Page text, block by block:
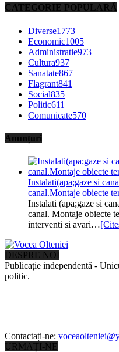
CATEGORIE POPULARĂ
Diverse1773
Economic1005
Administratie973
Cultura937
Sanatate867
Flagrant841
Social835
Politic611
Comunicate570
Anunțuri
Instalati(apa;gaze si
canal.Montaje obiecte
Instalati (apa;gaze si
canal. Montaje obiecte
interventi si avari…
DESPRE NOI
Publicație independentă -
politic.
Contactați-ne:
URMAȚI-NE